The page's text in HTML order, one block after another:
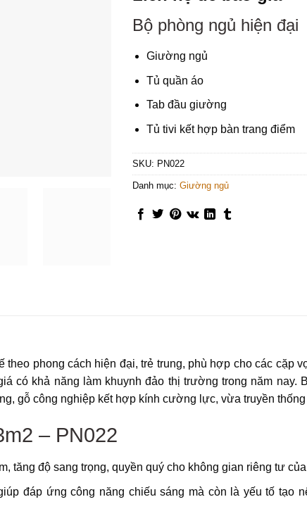
Bộ phòng ngủ hiện đại
Giường ngủ
Tủ quần áo
Tab đầu giường
Tủ tivi kết hợp bàn trang điểm
SKU: PN022
Danh mục: Giường ngủ
theo phong cách hiện đại, trẻ trung, phù hợp cho các cặp
có khả năng làm khuynh đảo thị trường trong năm nay.
gỗ công nghiệp kết hợp kính cường lực, vừa truyền
– PN022
tăng độ sang trọng, quyền quý cho không gian riêng tư
đáp ứng công năng chiếu sáng mà còn là yếu tố tạo